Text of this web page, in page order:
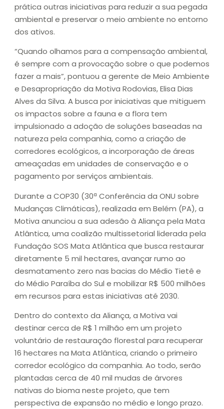
prática outras iniciativas para reduzir a sua pegada
ambiental e preservar o meio ambiente no entorno
dos ativos.
“Quando olhamos para a compensação ambiental,
é sempre com a provocação sobre o que podemos
fazer a mais”, pontuou a gerente de Meio Ambiente
e Desapropriação da Motiva Rodovias, Elisa Dias
Alves da Silva. A busca por iniciativas que mitiguem
os impactos sobre a fauna e a flora tem
impulsionado a adoção de soluções baseadas na
natureza pela companhia, como a criação de
corredores ecológicos, a incorporação de áreas
ameaçadas em unidades de conservação e o
pagamento por serviços ambientais.
Durante a COP30 (30ª Conferência da ONU sobre
Mudanças Climáticas), realizada em Belém (PA), a
Motiva anunciou a sua adesão à Aliança pela Mata
Atlântica, uma coalizão multissetorial liderada pela
Fundação SOS Mata Atlântica que busca restaurar
diretamente 5 mil hectares, avançar rumo ao
desmatamento zero nas bacias do Médio Tietê e
do Médio Paraíba do Sul e mobilizar R$ 500 milhões
em recursos para estas iniciativas até 2030.
Dentro do contexto da Aliança, a Motiva vai
destinar cerca de R$ 1 milhão em um projeto
voluntário de restauração florestal para recuperar
16 hectares na Mata Atlântica, criando o primeiro
corredor ecológico da companhia. Ao todo, serão
plantadas cerca de 40 mil mudas de árvores
nativas do bioma neste projeto, que tem
perspectiva de expansão no médio e longo prazo.